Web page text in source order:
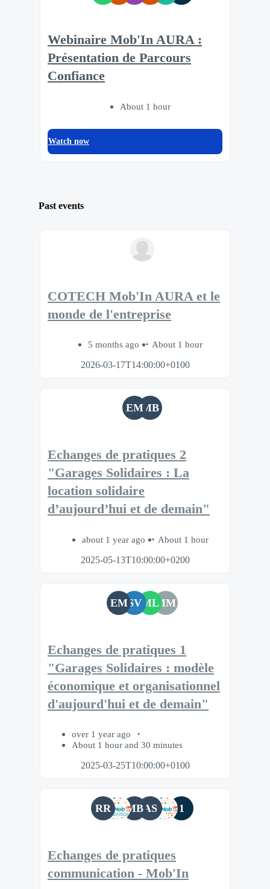
Webinaire Mob'In AURA :
Présentation de Parcours
Confiance
About 1 hour
Watch now
Past events
COTECH Mob'In AURA et le
monde de l'entreprise
5 months ago
About 1 hour
2026-03-17T14:00:00+0100
EMMB
Echanges de pratiques 2
"Garages Solidaires : La
location solidaire
d’aujourd’hui et de demain"
about 1 year ago
About 1 hour
2025-05-13T10:00:00+0200
EMSVMLMM
Echanges de pratiques 1
"Garages Solidaires : modèle
économique et organisationnel
d'aujourd'hui et de demain"
over 1 year ago
About 1 hour and 30 minutes
2025-03-25T10:00:00+0100
RR MBAS 1
Echanges de pratiques
communication - Mob'In